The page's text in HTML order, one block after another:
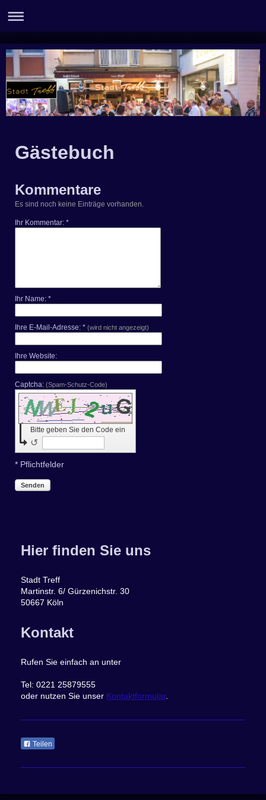
Gästebuch
Kommentare
Es sind noch keine Einträge vorhanden.
Ihr Kommentar: *
Ihr Name: *
Ihre E-Mail-Adresse: * (wird nicht angezeigt)
Ihre Website:
Captcha: (Spam-Schutz-Code)
Bitte geben Sie den Code ein
↺
* Pflichtfelder
Senden
Hier finden Sie uns
Stadt Treff
Martinstr. 6/ Gürzenichstr. 30
50667 Köln
Kontakt
Rufen Sie einfach an unter
Tel: 0221 25879555
oder nutzen Sie unser Kontaktformular.
Teilen